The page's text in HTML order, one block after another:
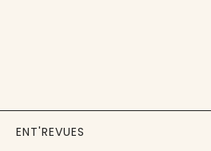
ENT'REVUES